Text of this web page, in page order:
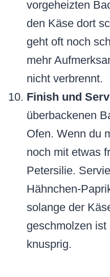
vorgeheizten
den Käse dort
geht oft noch
mehr
nicht verbrennt.
Finish und
überbackenen
Ofen. Wenn du
noch mit etwas
Petersilie.
Hähnchen-
solange der
geschmolzen
knusprig.